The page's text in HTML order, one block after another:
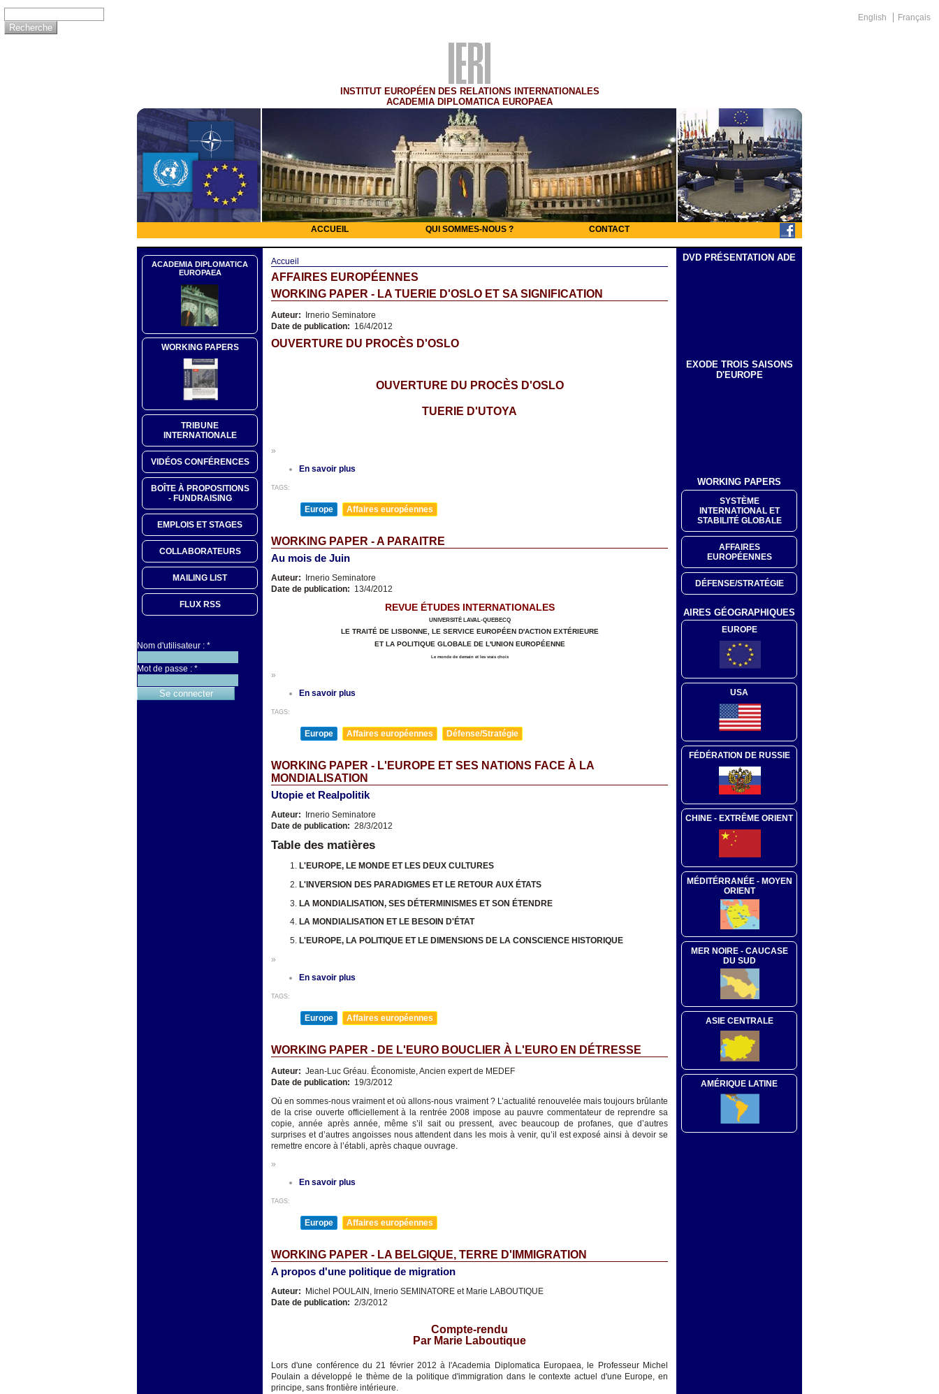
English Français
INSTITUT EUROPÉEN DES RELATIONS INTERNATIONALES
ACADEMIA DIPLOMATICA EUROPAEA
ACCUEIL QUI SOMMES-NOUS ? CONTACT
ACADEMIA DIPLOMATICA
EUROPAEA
WORKING PAPERS
TRIBUNE
INTERNATIONALE
VIDÉOS CONFÉRENCES
BOÎTE À PROPOSITIONS
- FUNDRAISING
EMPLOIS ET STAGES
COLLABORATEURS
MAILING LIST
FLUX RSS
Nom d'utilisateur : *
Mot de passe : *
Accueil
AFFAIRES EUROPÉENNES
WORKING PAPER - LA TUERIE D'OSLO ET SA SIGNIFICATION
Auteur: Irnerio Seminatore
Date de publication: 16/4/2012
OUVERTURE DU PROCÈS D'OSLO
OUVERTURE DU PROCÈS D'OSLO
TUERIE D'UTOYA
»
En savoir plus
TAGS:
Europe Affaires européennes
WORKING PAPER - A PARAITRE
Au mois de Juin
Auteur: Irnerio Seminatore
Date de publication: 13/4/2012
REVUE ÉTUDES INTERNATIONALES
UNIVERSITÉ LAVAL-QUEBECQ
LE TRAITÉ DE LISBONNE, LE SERVICE EUROPÉEN D'ACTION EXTÉRIEURE
ET LA POLITIQUE GLOBALE DE L'UNION EUROPÉENNE
Le monde de demain et les vrais choix
»
En savoir plus
TAGS:
Europe Affaires européennes Défense/Stratégie
WORKING PAPER - L'EUROPE ET SES NATIONS FACE À LA
MONDIALISATION
Utopie et Realpolitik
Auteur:
Irnerio Seminatore
Date de publication: 28/3/2012
Table des matières
L'EUROPE, LE MONDE ET LES DEUX CULTURES
L'INVERSION DES PARADIGMES ET LE RETOUR AUX ÉTATS
LA MONDIALISATION, SES DÉTERMINISMES ET SON ÉTENDRE
LA MONDIALISATION ET LE BESOIN D'ÉTAT
L'EUROPE, LA POLITIQUE ET LE DIMENSIONS DE LA CONSCIENCE HISTORIQUE
»
En savoir plus
TAGS:
Europe Affaires européennes
WORKING PAPER - DE L'EURO BOUCLIER À L'EURO EN DÉTRESSE
Auteur: Jean-Luc Gréau. Économiste, Ancien expert de MEDEF
Date de publication: 19/3/2012
Où en sommes-nous vraiment et où allons-nous vraiment ? L’actualité renouvelée mais toujours brûlante
de la crise ouverte officiellement à la rentrée 2008 impose au pauvre commentateur de reprendre sa
copie, année après année, même s’il sait ou pressent, avec beaucoup de profanes, que d’autres
surprises et d’autres angoisses nous attendent dans les mois à venir, qu’il est exposé ainsi à devoir se
remettre encore à l’établi, après chaque ouvrage.
»
En savoir plus
TAGS:
Europe Affaires européennes
WORKING PAPER - LA BELGIQUE, TERRE D'IMMIGRATION
A propos d'une politique de migration
Auteur: Michel POULAIN, Irnerio SEMINATORE et Marie LABOUTIQUE
Date de publication: 2/3/2012
Compte-rendu
Par Marie Laboutique
Lors d'une conférence du 21 février 2012 à l'Academia Diplomatica Europaea, le Professeur Michel
Poulain a développé le thème de la politique d'immigration dans le contexte actuel d'une Europe, en
principe, sans frontière intérieure.
DVD PRÉSENTATION ADE
EXODE TROIS SAISONS
D'EUROPE
WORKING PAPERS
SYSTÈME
INTERNATIONAL ET
STABILITÉ GLOBALE
AFFAIRES
EUROPÉENNES
DÉFENSE/STRATÉGIE
AIRES GÉOGRAPHIQUES
EUROPE
USA
FÉDÉRATION DE RUSSIE
CHINE - EXTRÊME ORIENT
MÉDITÉRRANÉE - MOYEN
ORIENT
MER NOIRE - CAUCASE
DU SUD
ASIE CENTRALE
AMÉRIQUE LATINE